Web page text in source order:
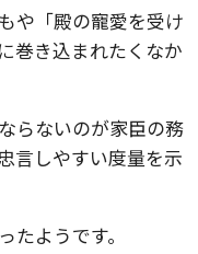
や「殿の寵愛を受け
巻き込まれたくなか
らないのが家臣の務
言しやすい度量を示
ようです。